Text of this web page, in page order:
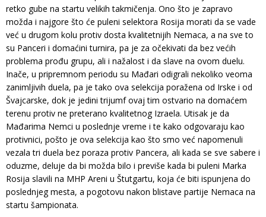
retko gube na startu velikih takmičenja. Ono što je zapravo
možda i najgore što će puleni selektora Rosija morati da se vade
već u drugom kolu protiv dosta kvalitetnijih Nemaca, a na sve to
su Panceri i domaćini turnira, pa je za očekivati da bez većih
problema prođu grupu, ali i nažalost i da slave na ovom duelu.
Inače, u pripremnom periodu su Mađari odigrali nekoliko veoma
zanimljivih duela, pa je tako ova selekcija poražena od Irske i od
Švajcarske, dok je jedini trijumf ovaj tim ostvario na domaćem
terenu protiv ne preterano kvalitetnog Izraela. Utisak je da
Mađarima Nemci u poslednje vreme i te kako odgovaraju kao
protivnici, pošto je ova selekcija kao što smo već napomenuli
vezala tri duela bez poraza protiv Pancera, ali kada se sve sabere i
oduzme, deluje da bi možda bilo i previše kada bi puleni Marka
Rosija slavili na MHP Areni u Štutgartu, koja će biti ispunjena do
poslednjeg mesta, a pogotovu nakon blistave partije Nemaca na
startu šampionata.